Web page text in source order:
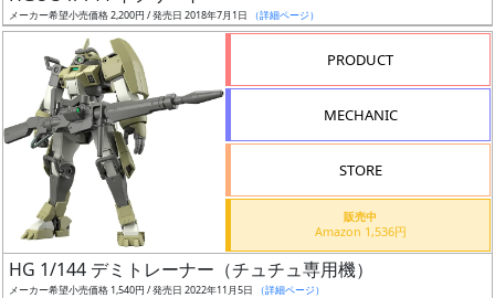
レ
ル
メーカー希望小売価格 2,200円 / 発売日 2018年7月1日 （詳細ページ）
PRODUCT
MECHANIC
STORE
販売中
Amazon 1,536円
HG 1/144 デミトレーナー（チュチュ専用機）
メーカー希望小売価格 1,540円 / 発売日 2022年11月5日 （詳細ページ）